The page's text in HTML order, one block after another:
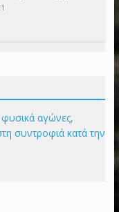
φυσικά αγώνες,
συντροφιά κατά την